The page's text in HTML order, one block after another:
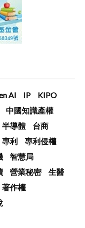
AI IP
KIPO
中國知識產權
半導體
台商
專利
專利侵權
智慧局
營業秘密
生醫
著作權